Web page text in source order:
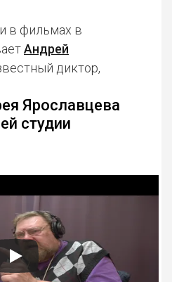
в фильмах в
Андрей
диктор,
Ярославцева
студии